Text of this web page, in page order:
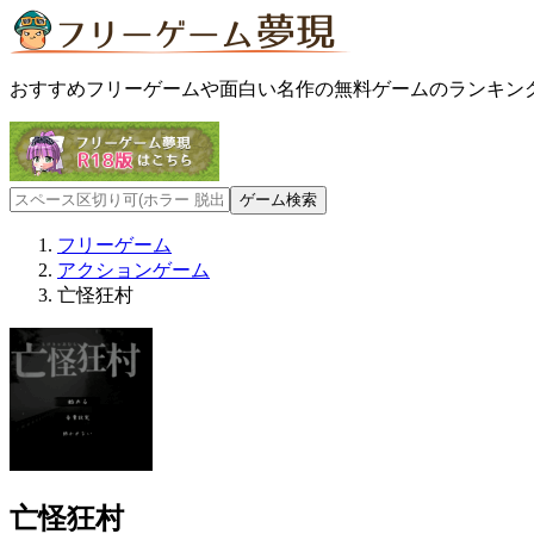
おすすめフリーゲームや面白い名作の無料ゲームのランキン
フリーゲーム
アクションゲーム
亡怪狂村
亡怪狂村